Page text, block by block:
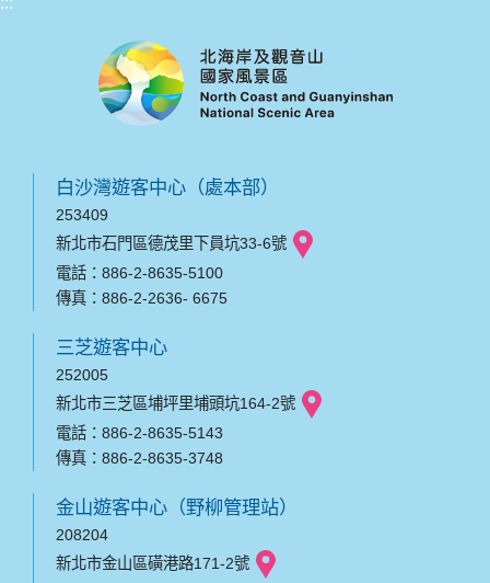
白沙灣遊客中心（處本部）
253409
新北市石門區德茂里下員坑33-6號
電話：886-2-8635-5100
傳真：886-2-2636- 6675
三芝遊客中心
252005
新北市三芝區埔坪里埔頭坑164-2號
電話：886-2-8635-5143
傳真：886-2-8635-3748
金山遊客中心（野柳管理站）
208204
新北市金山區磺港路171-2號